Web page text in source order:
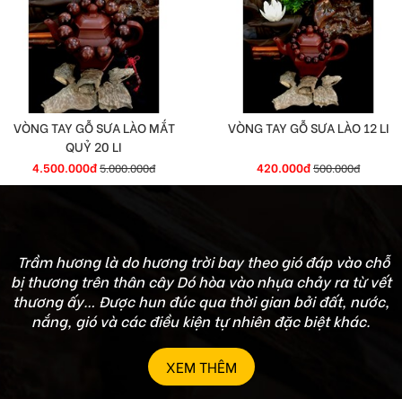
VÒNG TAY GỖ SƯA LÀO MẮT
QUỶ 20 LI
4.500.000đ5.000.000đ
VÒNG TAY GỖ SƯA LÀO 12 LI
420.000đ500.000đ
Trầm hương là do hương trời bay theo gió đáp vào chỗ
bị thương trên thân cây Dó hòa vào nhựa chảy ra từ vết
thương ấy… Được hun đúc qua thời gian bởi đất, nước,
nắng, gió và các điều kiện tự nhiên đặc biệt khác.
XEM THÊM